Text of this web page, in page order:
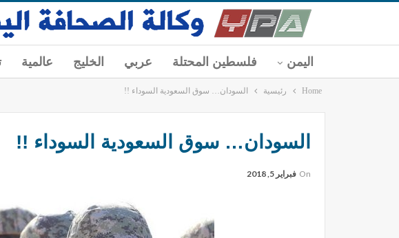
اليمن فلسطين المحتلة عربي الخليج عالمية
Home رئيسية السودان… سوق السعودية السوداء !!
السودان… سوق السعودية السوداء !!
On فبراير 5, 2018